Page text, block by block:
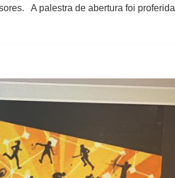
A palestra de abertura foi proferida